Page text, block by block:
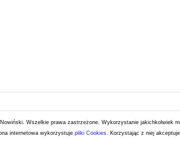
Wszelkie prawa zastrzeżone. Wykorzystanie jakichkolwiek
internetowa wykorzystuje pliki Cookies. Korzystając z niej